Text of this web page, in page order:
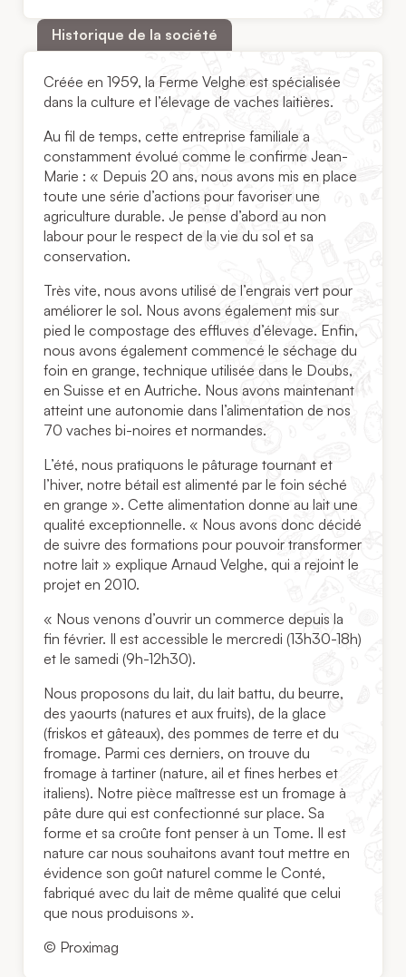
Historique de la société
Créée en 1959, la Ferme Velghe est spécialisée
dans la culture et l’élevage de vaches laitières.
Au fil de temps, cette entreprise familiale a
constamment évolué comme le confirme Jean-
Marie : « Depuis 20 ans, nous avons mis en place
toute une série d’actions pour favoriser une
agriculture durable. Je pense d’abord au non
labour pour le respect de la vie du sol et sa
conservation.
Très vite, nous avons utilisé de l’engrais vert pour
améliorer le sol. Nous avons également mis sur
pied le compostage des effluves d’élevage. Enfin,
nous avons également commencé le séchage du
foin en grange, technique utilisée dans le Doubs,
en Suisse et en Autriche. Nous avons maintenant
atteint une autonomie dans l’alimentation de nos
70 vaches bi-noires et normandes.
L’été, nous pratiquons le pâturage tournant et
l’hiver, notre bétail est alimenté par le foin séché
en grange ». Cette alimentation donne au lait une
qualité exceptionnelle. « Nous avons donc décidé
de suivre des formations pour pouvoir transformer
notre lait » explique Arnaud Velghe, qui a rejoint le
projet en 2010.
« Nous venons d’ouvrir un commerce depuis la
fin février. Il est accessible le mercredi (13h30-18h)
et le samedi (9h-12h30).
Nous proposons du lait, du lait battu, du beurre,
des yaourts (natures et aux fruits), de la glace
(friskos et gâteaux), des pommes de terre et du
fromage. Parmi ces derniers, on trouve du
fromage à tartiner (nature, ail et fines herbes et
italiens). Notre pièce maîtresse est un fromage à
pâte dure qui est confectionné sur place. Sa
forme et sa croûte font penser à un Tome. Il est
nature car nous souhaitons avant tout mettre en
évidence son goût naturel comme le Conté,
fabriqué avec du lait de même qualité que celui
que nous produisons ».
© Proximag